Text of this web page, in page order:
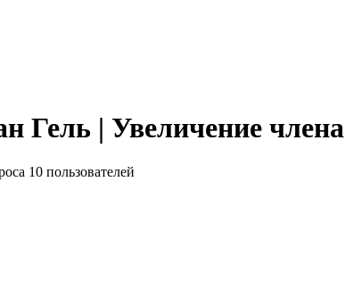
Гель | Увеличение члена
10 пользователей